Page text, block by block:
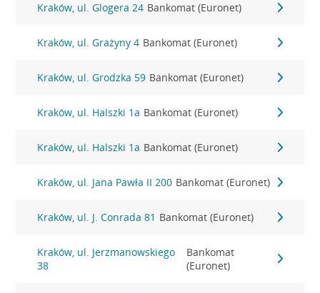
Kraków, ul. Glogera 24 Bankomat (Euronet)
Kraków, ul. Grażyny 4 Bankomat (Euronet)
Kraków, ul. Grodzka 59 Bankomat (Euronet)
Kraków, ul. Halszki 1a Bankomat (Euronet)
Kraków, ul. Halszki 1a Bankomat (Euronet)
Kraków, ul. Jana Pawła II 200 Bankomat (Euronet)
Kraków, ul. J. Conrada 81 Bankomat (Euronet)
Kraków, ul. Jerzmanowskiego
38
Bankomat
(Euronet)